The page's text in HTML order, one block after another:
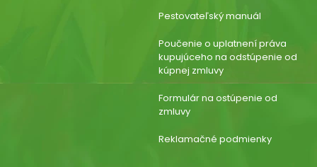
Pestovateľský manuál
Poučenie o uplatnení práva
kupujúceho na odstúpenie od
kúpnej zmluvy
Formulár na ostúpenie od
zmluvy
Reklamačné podmienky